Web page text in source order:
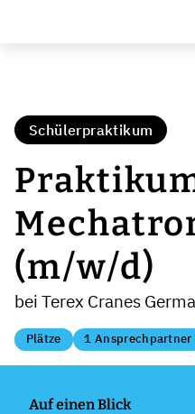
Schülerpraktikum
(m/w/d)
bei Terex Cranes
Plätze 1 Ansprechpartner
Auf einen Blick